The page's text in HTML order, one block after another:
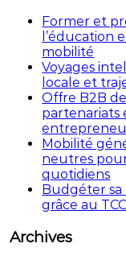
Former et
l’éducation
mobilité
Voyages
locale et
Offre B2B
partenariats
Mobilité
neutres
quotidiens
Budgéter sa
grâce au
Archives